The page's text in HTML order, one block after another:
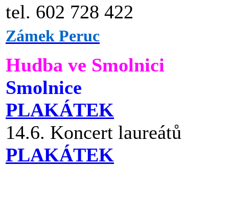
tel. 602 728 422
Zámek Peruc
Hudba ve Smolnici
Smolnice
PLAKÁTEK
14.6. Koncert laureátů
PLAKÁTEK